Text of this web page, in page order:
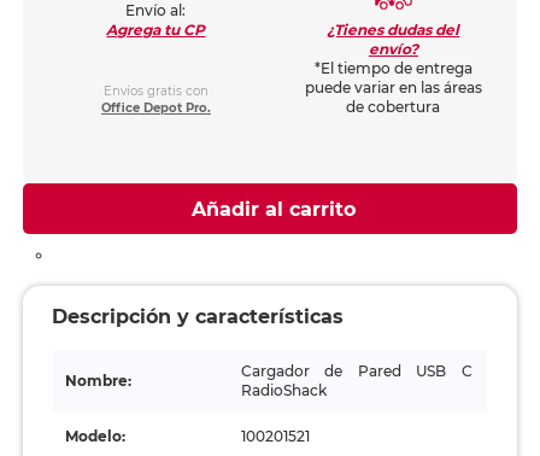
Envío al:
Agrega tu CP
Envíos gratis con
Office Depot Pro.
¿Tienes dudas del
envío?
*El tiempo de entrega
puede variar en las áreas
de cobertura
Añadir al carrito
Descripción y características
Nombre:
Cargador de Pared USB C
RadioShack
Modelo: 100201521